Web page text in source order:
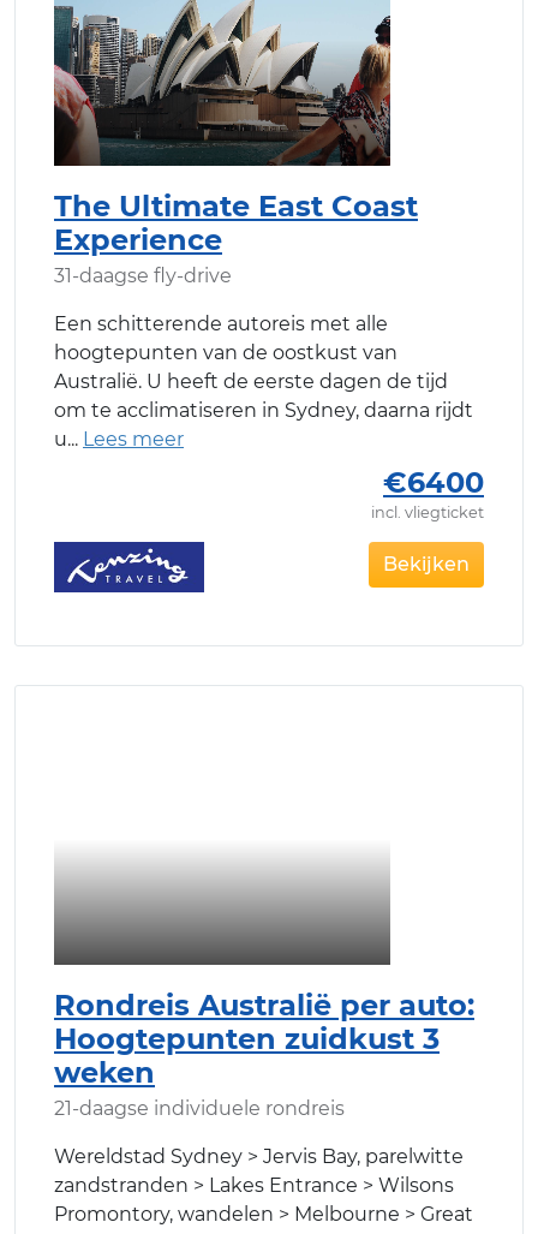
The Ultimate East Coast
Experience
31-daagse fly-drive
Een schitterende autoreis met alle
hoogtepunten van de oostkust van
Australië. U heeft de eerste dagen de tijd
om te acclimatiseren in Sydney, daarna rijdt
u
€6400
incl. vliegticket
Bekijken
Rondreis Australië per auto:
Hoogtepunten zuidkust 3
weken
21-daagse individuele rondreis
Wereldstad Sydney > Jervis Bay, parelwitte
zandstranden > Lakes Entrance > Wilsons
Promontory, wandelen > Melbourne > Great